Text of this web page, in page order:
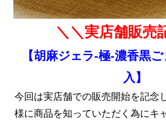
＼＼実店舗販売
【胡麻ジェラ-極-濃香黒
入】
今回は実店舗での販売開始を記念
様に商品を知っていただく為にキ